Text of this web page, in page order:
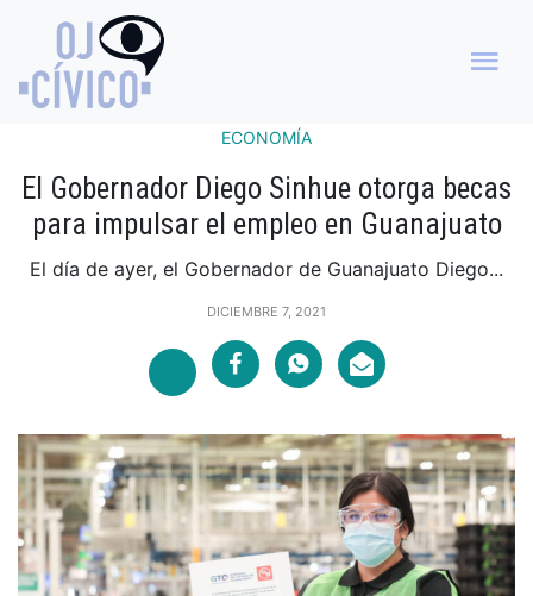
ECONOMÍA
El Gobernador Diego Sinhue otorga becas
para impulsar el empleo en Guanajuato
El día de ayer, el Gobernador de Guanajuato Diego...
DICIEMBRE 7, 2021